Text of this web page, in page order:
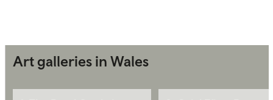
Art galleries in Wales